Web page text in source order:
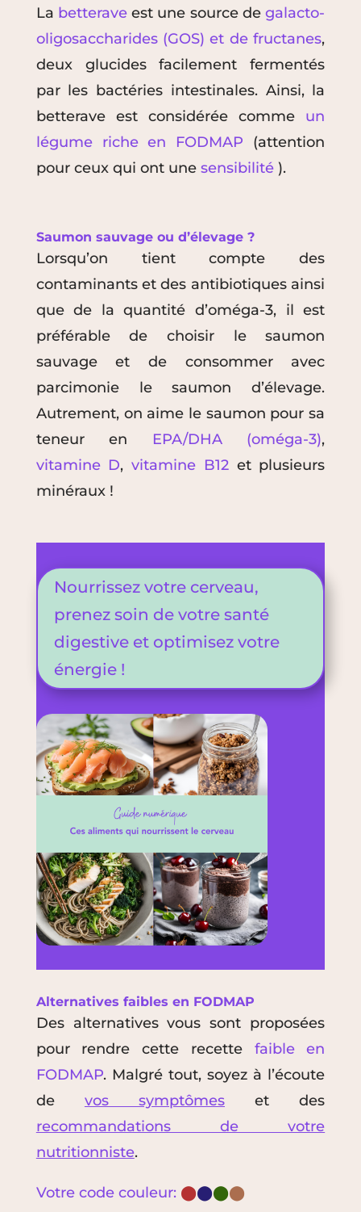
La betterave est une source degalacto-
oligosaccharides (GOS) et de fructanes,
deux glucides facilement fermentés
par les bactéries intestinales. Ainsi, la
betterave est considérée comme un
légume riche en FODMAP (attention
pour ceux qui ont une sensibilité ).
Saumon sauvage ou d’élevage ?
Lorsqu’on tient compte des
contaminants et des antibiotiques ainsi
que de la quantité d’oméga-3, il est
préférable de choisir le saumon
sauvage et de consommer avec
parcimonie le saumon d’élevage.
Autrement, on aime le saumon pour sa
teneur en
EPA/DHA (oméga-3),
vitamine D,vitamine B12et plusieurs
minéraux !
Nourrissez votre cerveau,
prenez soin de votre santé
digestive et optimisez votre
énergie !
Alternatives faibles en FODMAP
Des alternatives vous sont proposées
pour rendre cette recette faible en
FODMAP. Malgré tout, soyez à l’écoute
de vos symptômes
et des
recommandations de votre
nutritionniste.
Votre code couleur: ⬤⬤⬤⬤